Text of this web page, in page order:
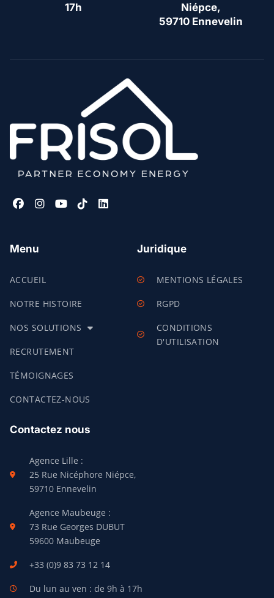
17h
Niépce,
59710 Ennevelin
Menu
ACCUEIL
NOTRE HISTOIRE
NOS SOLUTIONS
RECRUTEMENT
TÉMOIGNAGES
CONTACTEZ-NOUS
Juridique
MENTIONS LÉGALES
RGPD
CONDITIONS
D'UTILISATION
Contactez nous
Agence Lille :
25 Rue Nicéphore Niépce,
59710 Ennevelin
Agence Maubeuge :
73 Rue Georges DUBUT
59600 Maubeuge
+33 (0)9 83 73 12 14
Du lun au ven : de 9h à 17h